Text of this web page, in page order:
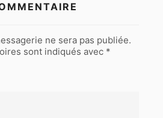
ne sera pas publiée.
sont indiqués avec *